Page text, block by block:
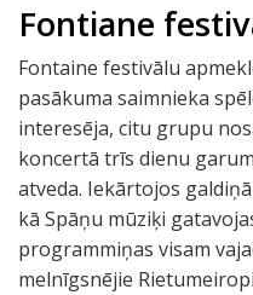
Fontiane
Fontaine festivālu
pasākuma saimnieka
interesēja, citu grupu
koncertā trīs dienu
atveda. Iekārtojos
kā Spāņu mūziķi
programmiņas visam
melnīgsnējie